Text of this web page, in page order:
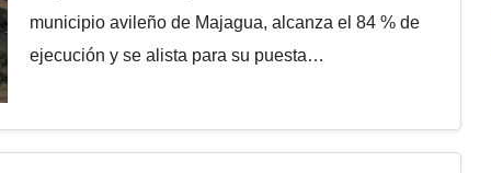
municipio avileño de Majagua, alcanza el 84 % de
ejecución y se alista para su puesta…